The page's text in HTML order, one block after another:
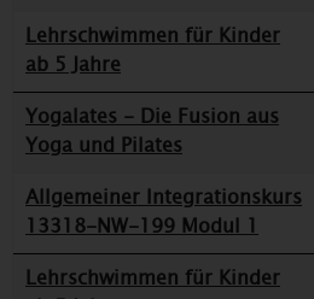
Lehrschwimmen für Kinder
ab 5 Jahre
Yogalates - Die Fusion aus
Yoga und Pilates
Allgemeiner Integrationskurs
13318-NW-199 Modul 1
Lehrschwimmen für Kinder